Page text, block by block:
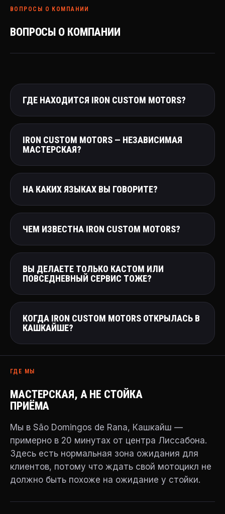
ВОПРОСЫ О КОМПАНИИ
ВОПРОСЫ О КОМПАНИИ
ГДЕ НАХОДИТСЯ IRON CUSTOM MOTORS?
IRON CUSTOM MOTORS — НЕЗАВИСИМАЯ
МАСТЕРСКАЯ?
НА КАКИХ ЯЗЫКАХ ВЫ ГОВОРИТЕ?
ЧЕМ ИЗВЕСТНА IRON CUSTOM MOTORS?
ВЫ ДЕЛАЕТЕ ТОЛЬКО КАСТОМ ИЛИ
ПОВСЕДНЕВНЫЙ СЕРВИС ТОЖЕ?
КОГДА IRON CUSTOM MOTORS ОТКРЫЛАСЬ В
КАШКАЙШЕ?
ГДЕ МЫ
МАСТЕРСКАЯ, А НЕ СТОЙКА
ПРИЁМА
Мы в São Domingos de Rana, Кашкайш —
примерно в 20 минутах от центра Лиссабона.
Здесь есть нормальная зона ожидания для
клиентов, потому что ждать свой мотоцикл не
должно быть похоже на ожидание у стойки.